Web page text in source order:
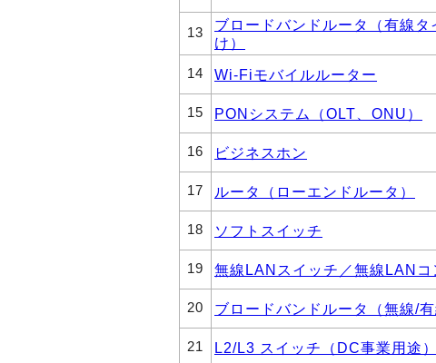
13
ブロードバンドルータ（有線タ
け）
14 Wi-Fiモバイルルーター
15 PONシステム（OLT、ONU）
16 ビジネスホン
17 ルータ（ローエンドルータ）
18 ソフトスイッチ
19 無線LANスイッチ／無線LANコ
20 ブロードバンドルータ（無線/有
21 L2/L3 スイッチ（DC事業用途）